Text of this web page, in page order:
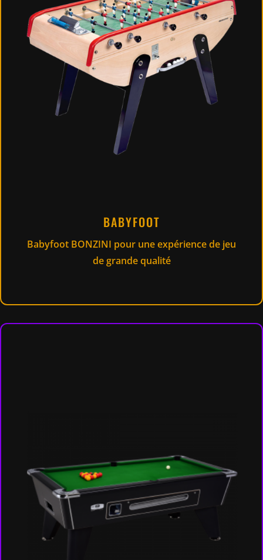
BABYFOOT
Babyfoot BONZINI pour une expérience de jeu
de grande qualité